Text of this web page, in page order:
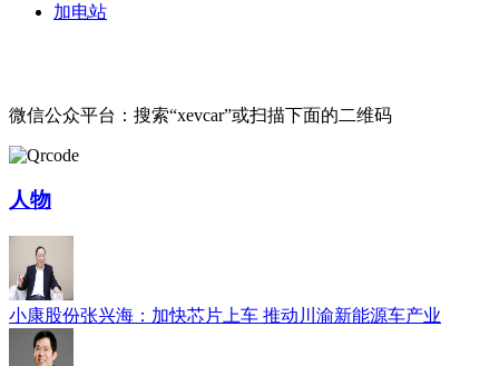
加电站
微信公众平台：搜索“xevcar”或扫描下面的二维码
人物
小康股份张兴海：加快芯片上车 推动川渝新能源车产业